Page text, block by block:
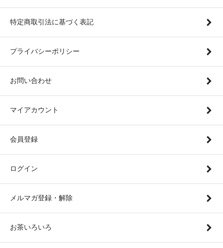
特定商取引法に基づく表記
プライバシーポリシー
お問い合わせ
マイアカウント
会員登録
ログイン
メルマガ登録・解除
お茶いろいろ